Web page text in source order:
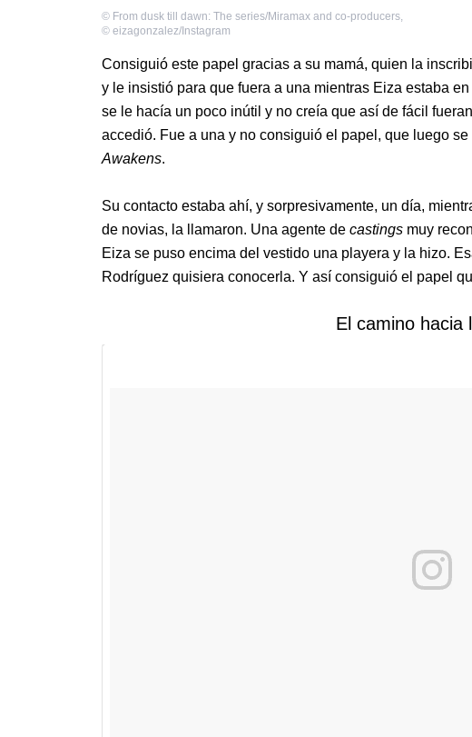
© From dusk till dawn: The series/Miramax and co-producers,
© eizagonzalez/Instagram
Consiguió este papel gracias a su mamá, quien la
y le insistió para que fuera a una mientras Eiza estaba
se le hacía un poco inútil y no creía que así de fácil
accedió. Fue a una y no consiguió el papel, que luego
Awakens.
Su contacto estaba ahí, y sorpresivamente, un día,
de novias, la llamaron. Una agente de castings muy
Eiza se puso encima del vestido una playera y la hizo.
Rodríguez quisiera conocerla. Y así consiguió el papel
El camino hacia